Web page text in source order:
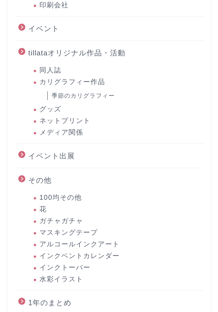
印刷会社
イベント
tillataオリジナル作品・活動
同人誌
カリグラフィー作品
季節のカリグラフィー
グッズ
ネットプリント
メディア関係
イベント出展
その他
100均その他
花
ガチャガチャ
マスキングテープ
アルコールインクアート
インクベントカレンダー
インクトーバー
水彩イラスト
1年のまとめ